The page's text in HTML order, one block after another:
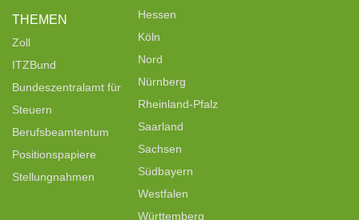
THEMEN
Zoll
ITZBund
Bundeszentralamt für
Steuern
Berufsbeamtentum
Positionspapiere
Stellungnahmen
Hessen
Köln
Nord
Nürnberg
Rheinland-Pfalz
Saarland
Sachsen
Südbayern
Westfalen
Württemberg